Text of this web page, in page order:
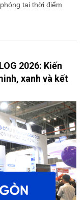
tại thời điểm
2026: Kiến
xanh và kết